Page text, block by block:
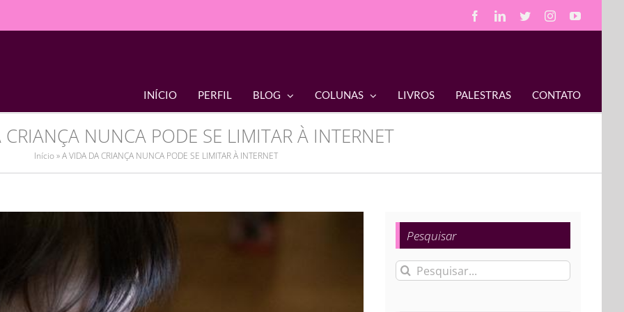
FacebookLinkedIn
TwitterInstagramYouTube
INÍCIO PERFIL BLOG COLUNAS LIVROS PALESTRAS CONTATO
NUNCA PODE SE LIMITAR À INTERNET
Início»A VIDA DA CRIANÇA NUNCA PODE SE LIMITAR À INTERNET
Pesquisar
Buscar